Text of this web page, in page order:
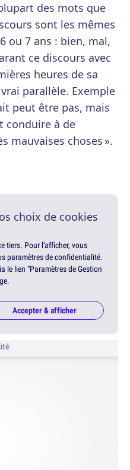
des mots que
sont les mêmes
ou 7 ans : bien, mal,
ce discours avec
heures de sa
parallèle. Exemple
peut être pas, mais
conduire à de
mauvaises choses ».
choix de cookies
tiers. Pour l'afficher, vous
paramètres de confidentialité.
le lien "Paramètres de Gestion
Accepter & afficher